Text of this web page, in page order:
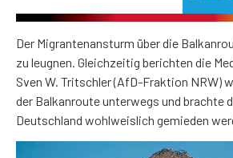
Der Migrantenansturm über die
zu leugnen. Gleichzeitig berichten die
Sven W. Tritschler (AfD-Fraktion NRW)
der Balkanroute unterwegs und brachte
Deutschland wohlweislich gemieden
Video-